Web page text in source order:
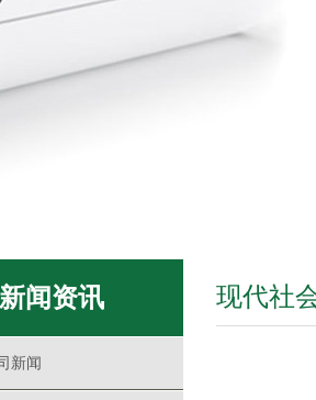
新闻资讯
新闻
物景观作用
平越来越高，城市绿化休闲
放
放位置和场地，周围的环境
全家人常
现代社